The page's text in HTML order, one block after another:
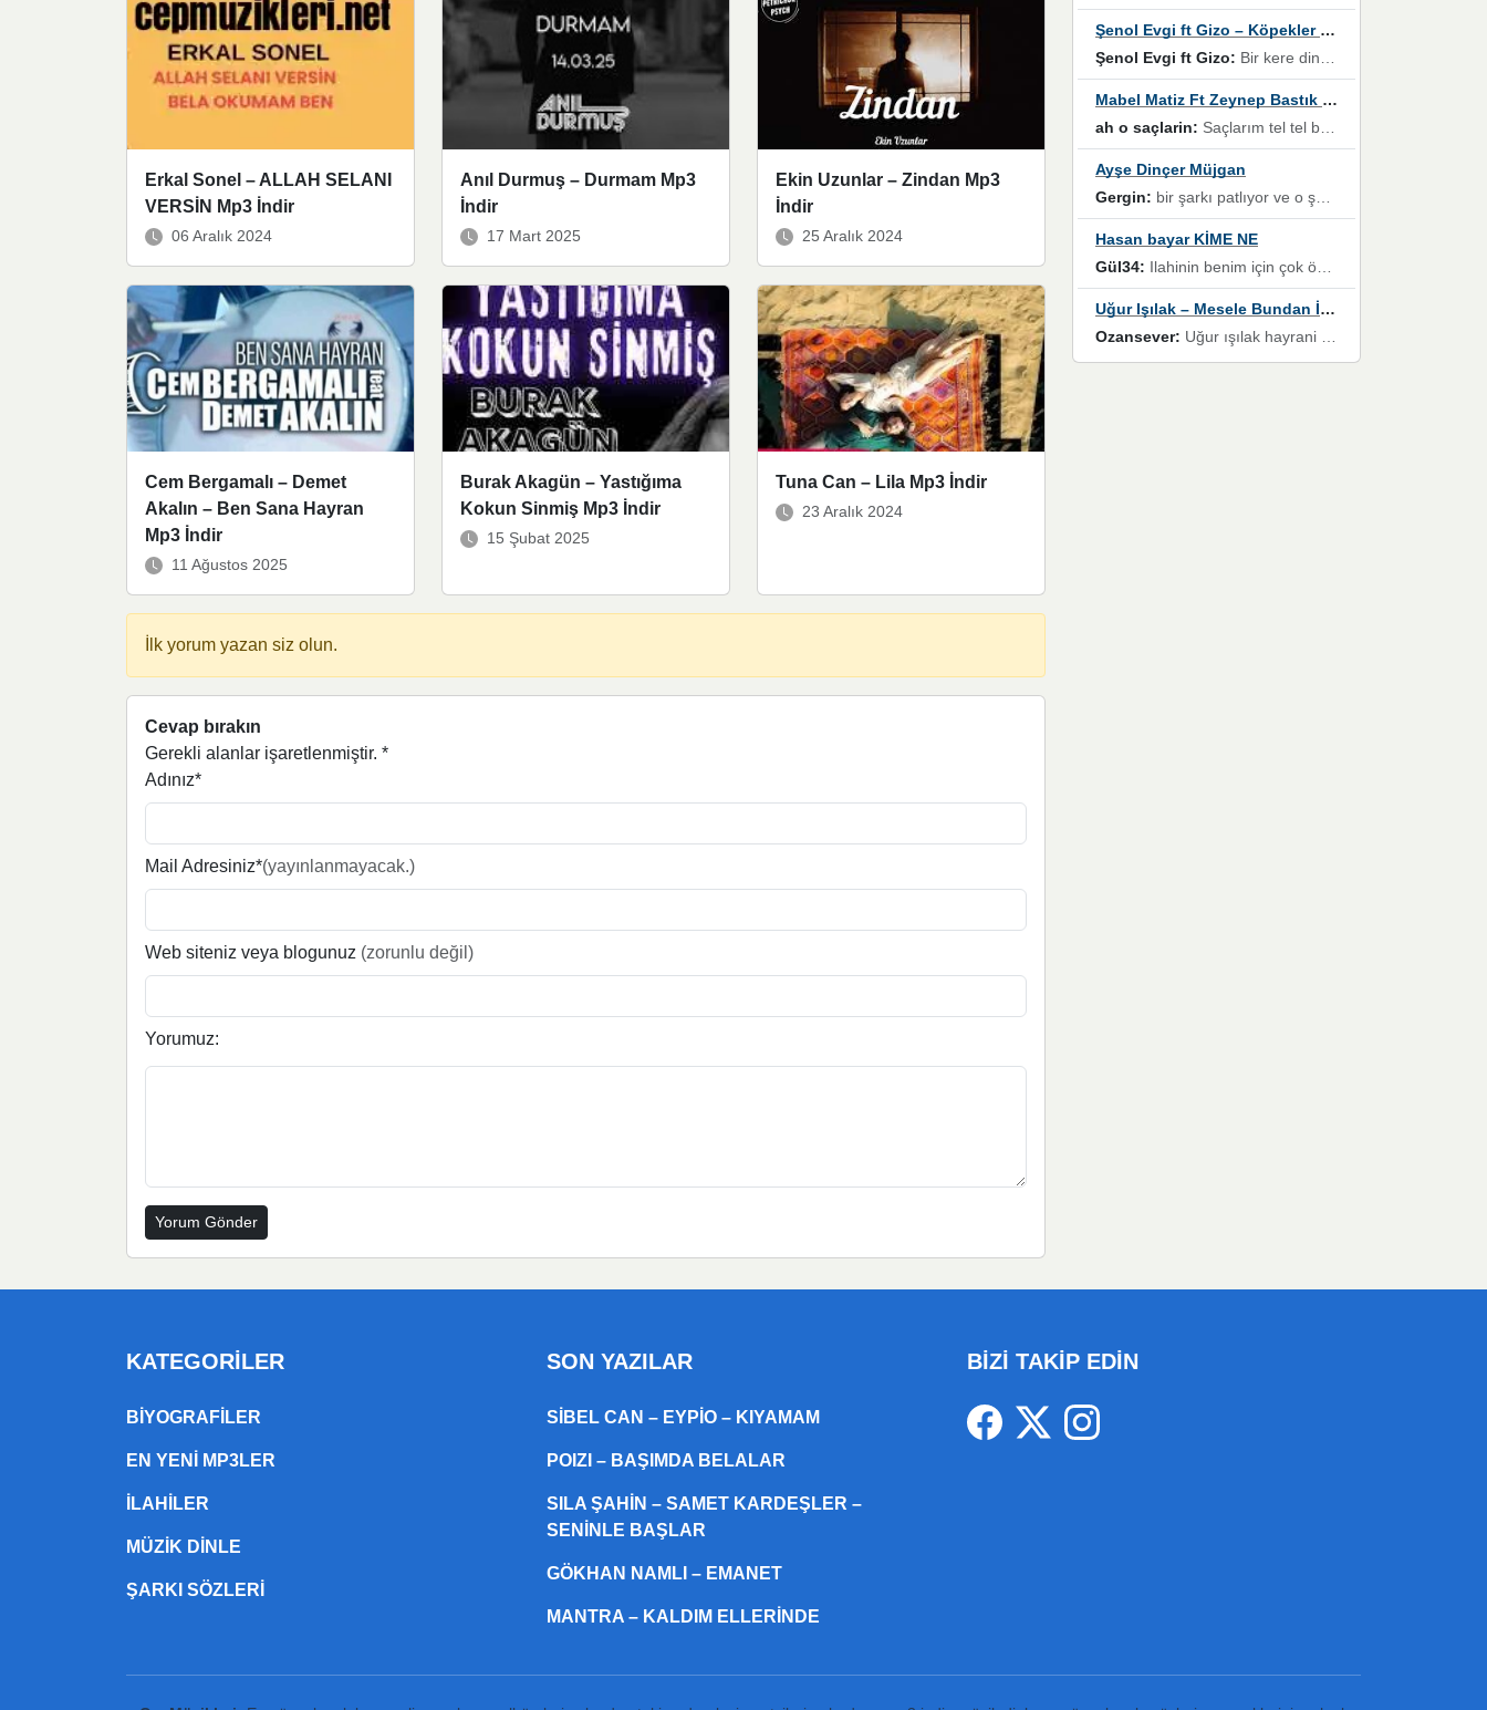
Erkal Sonel – ALLAH SELANI
VERSİN Mp3 İndir
06 Aralık 2024
Anıl Durmuş – Durmam Mp3
İndir
17 Mart 2025
Ekin Uzunlar – Zindan Mp3
İndir
25 Aralık 2024
Cem Bergamalı – Demet
Akalın – Ben Sana Hayran
Mp3 İndir
11 Ağustos 2025
Burak Akagün – Yastığıma
Kokun Sinmiş Mp3 İndir
15 Şubat 2025
Tuna Can – Lila Mp3 İndir
23 Aralık 2024
İlk yorum yazan siz olun.
Cevap bırakın
Gerekli alanlar işaretlenmiştir. *
Adınız*
Mail Adresiniz*(yayınlanmayacak.)
Web siteniz veya blogunuz (zorunlu değil)
Yorumuz:
Şenol Evgi ft Gizo – Köpekler Tanımadıklarına havlar
Şenol Evgi ft Gizo: Bir kere dinlememe rağmen kulaklardan gitmiyor sen sen sen sen kurban ol sen sen sen sen hayran ol yükses ses müzik dinleme sebebisiniz canlar bomba gibi patladınız maşallah
Mabel Matiz Ft Zeynep Bastık – Saçların
ah o saçlarin: Saçlarım tel tel beyazlıyor beyazlagına degil yanımda sen yoksun ona üzülüyorum günler bir bir geçiyor geçen günlere değil sensiz geçen günlere darılıyorum,Dinledikce asla kavusamayacagim ama asla unutamicagim sevdiğim adam için yanar içim
Ayşe Dinçer Müjgan
Gergin: bir şarkı patlıyor ve o şarkıyı millet her paylaşımın altına koyuyor ve öyle bir durum hal alıyor ki şarkıyı dinlemeden şarkıdan bikıyorsun Ama bu enteresan bir şekilde dillere dolanıyor millet olarak seviyoruz dertlerle boğuşurken bir yandan da göbek atmayi))) diyeceklerim bu kadar güzel hoş bir sayfa emeğinize sağlık arkadaşlar kolay gelsin
Hasan bayar KİME NE
Gül34: Ilahinin benim için çok özel bir yeri var İlk çıktığında komşum ne kadar yüksek sesle dinliyorsa orada duymuştum ve YouTube'dan aratıp Bu ilahiyi bulmuştum ve sonra müdavimi oldum günlük Ben de 3-5 kere dinleyip ezberleyip artık ilahiye bende eşlik ediyorum yüksek sesle Allah razı olsun hizmet nimettir Rabbim sizin zahmetlerinize de hayırlı nimetler versin Selam ve dua ile Allah'a emanet olun
Uğur Işılak – Mesele Bundan İbaret
Ozansever: Uğur ışılak hayrani olarak eski yeni tüm eserlerini keyifle huzurla dinleyenlerden birisiyim, emeğine saygı duyan gönül veren bunu en güzel şekilde sevenlerine ulaştıran siz değerli sayfa yöneticilerine de teşekkür ederim
KATEGORILER
BIYOGRAFILER
EN YENI MP3LER
ILAHILER
MÜZIK DINLE
ŞARKI SÖZLERI
SON YAZILAR
SIBEL CAN – EYPIO – KIYAMAM
POIZI – BAŞIMDA BELALAR
SILA ŞAHIN – SAMET KARDEŞLER –
SENINLE BAŞLAR
GÖKHAN NAMLI – EMANET
MANTRA – KALDIM ELLERINDE
BİZİ TAKİP EDİN